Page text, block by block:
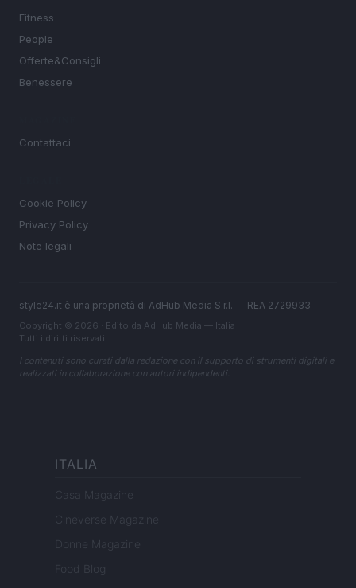
Fitness
People
Offerte&Consigli
Benessere
Contattaci
Cookie Policy
Privacy Policy
Note legali
style24.it è una proprietà di AdHub Media S.r.l. — REA 2729933
Copyright © 2026 · Edito da AdHub Media — Italia
Tutti i diritti riservati
I contenuti sono curati dalla redazione con il supporto di strumenti digitali e
realizzati in collaborazione con autori indipendenti.
ITALIA
Casa Magazine
Cineverse Magazine
Donne Magazine
Food Blog